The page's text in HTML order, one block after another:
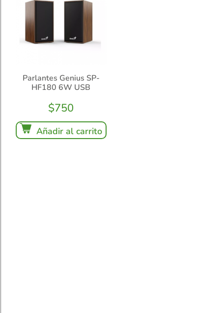
Parlantes Genius SP-
HF180 6W USB
$750
Añadir al carrito